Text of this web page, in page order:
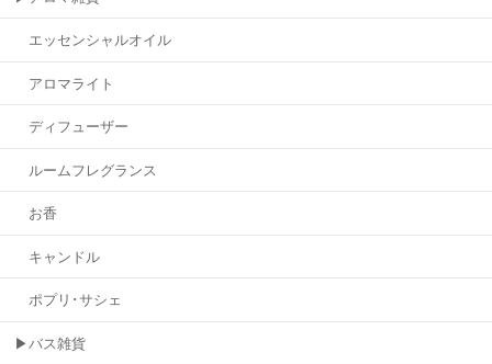
エッセンシャルオイル
アロマライト
ディフューザー
ルームフレグランス
お香
キャンドル
ポプリ･サシェ
▶バス雑貨